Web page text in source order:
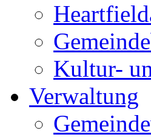
Kultur-
Verwaltung